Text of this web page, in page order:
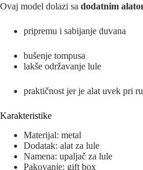
Ovaj model dolazi sa dodatnim
pripremu i sabijanje duvana
bušenje tompusa
lakše održavanje lule
praktičnost jer je alat uvek pri
Karakteristike
Materijal: metal
Dodatak: alat za lule
Namena: upaljač za lule
Pakovanje: gift box